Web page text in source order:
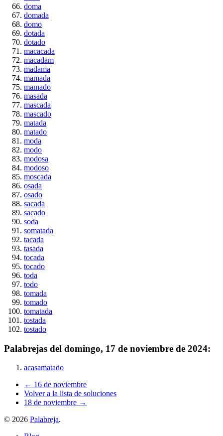
doma
domada
domo
dotada
dotado
macacada
macadam
madama
mamada
mamado
masada
mascada
mascado
matada
matado
moda
modo
modosa
modoso
moscada
osada
osado
sacada
sacado
soda
somatada
tacada
tasada
tocada
tocado
toda
todo
tomada
tomado
tomatada
tostada
tostado
Palabrejas del domingo, 17 de noviembre de 2024:
acasamatado
← 16 de noviembre
Volver a la lista de soluciones
18 de noviembre →
© 2026 Palabreja.